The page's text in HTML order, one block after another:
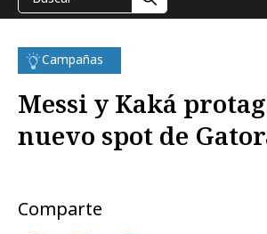
Campañas
Messi y Kaká
nuevo spot de
Comparte